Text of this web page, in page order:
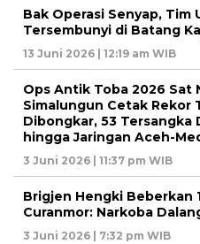
Bak Operasi Senyap, Tim
Tersembunyi di Batang
13 Juni 2026 | 12:19 am WIB
Ops Antik Toba 2026 Sat
Simalungun Cetak Rekor
Dibongkar, 53 Tersangka
hingga Jaringan Aceh-
3 Juni 2026 | 11:37 pm WIB
Brigjen Hengki Beberkan
Curanmor: Narkoba
3 Juni 2026 | 7:32 pm WIB